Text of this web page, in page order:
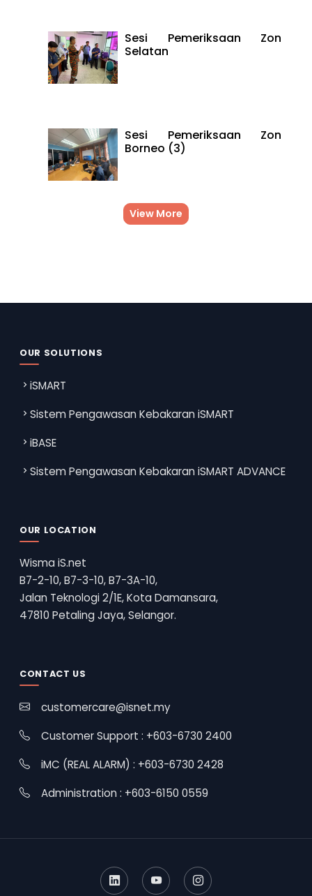
Sesi Pemeriksaan Zon
Selatan
Sesi Pemeriksaan Zon
Borneo (3)
View More
OUR SOLUTIONS
iSMART
Sistem Pengawasan Kebakaran iSMART
iBASE
Sistem Pengawasan Kebakaran iSMART ADVANCE
OUR LOCATION
Wisma iS.net
B7-2-10, B7-3-10, B7-3A-10,
Jalan Teknologi 2/1E, Kota Damansara,
47810 Petaling Jaya, Selangor.
CONTACT US
customercare@isnet.my
Customer Support : +603-6730 2400
iMC (REAL ALARM) : +603-6730 2428
Administration : +603-6150 0559